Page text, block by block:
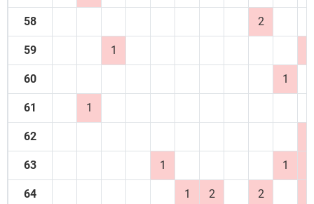
58 2
59 1
60 1
61 1
62
63 1 1
64 1 2 2